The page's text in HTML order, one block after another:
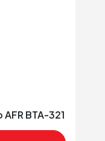
BTA-321